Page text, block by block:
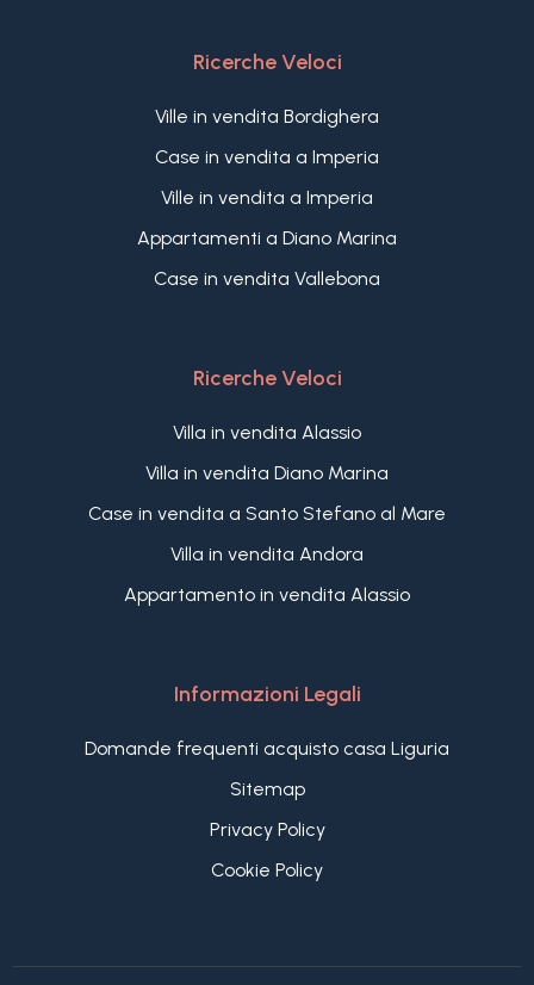
Ricerche Veloci
Ville in vendita Bordighera
Case in vendita a Imperia
Ville in vendita a Imperia
Appartamenti a Diano Marina
Case in vendita Vallebona
Ricerche Veloci
Villa in vendita Alassio
Villa in vendita Diano Marina
Case in vendita a Santo Stefano al Mare
Villa in vendita Andora
Appartamento in vendita Alassio
Informazioni Legali
Domande frequenti acquisto casa Liguria
Sitemap
Privacy Policy
Cookie Policy